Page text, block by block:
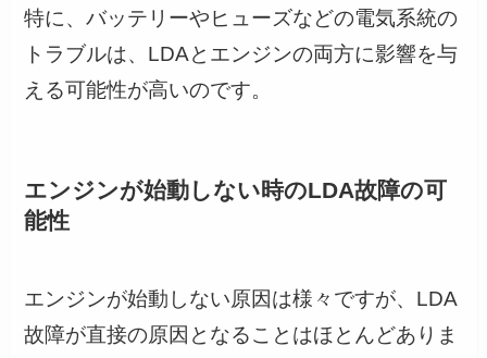
特に、バッテリーやヒューズなどの電気系統の
トラブルは、LDAとエンジンの両方に影響を与
える可能性が高いのです。
エンジンが始動しない時のLDA故障の可
能性
エンジンが始動しない原因は様々ですが、LDA
故障が直接の原因となることはほとんどありま